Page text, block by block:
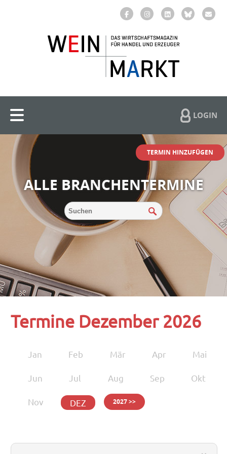
LOGIN
TERMIN HINZUFÜGEN
ALLE BRANCHENTERMINE
Termine Dezember 2026
Jan Feb Mär Apr Mai
Jun Jul Aug Sep Okt
Nov DEZ 2027 >>